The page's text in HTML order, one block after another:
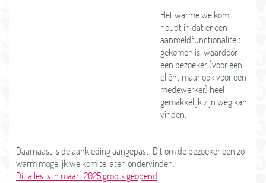
Het warme welkom
houdt in dat er een
aanmeldfunctionaliteit
gekomen is, waardoor
een bezoeker (voor een
cliënt maar ook voor een
medewerker) heel
gemakkelijk zijn weg kan
vinden.
Daarnaast is de aankleding aangepast. Dit om de bezoeker een zo
warm mogelijk welkom te laten ondervinden.
Dit alles is in maart 2025 groots geopend.